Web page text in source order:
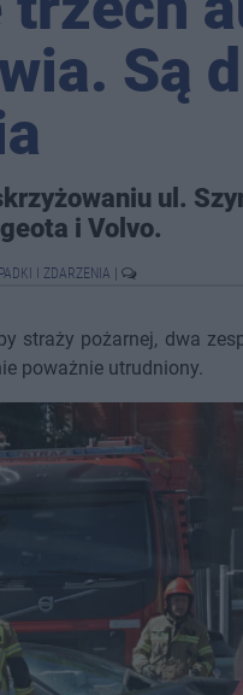
Są
ul.
i Volvo.
I ZDARZENIA
straży pożarnej, dwa
poważnie utrudniony.